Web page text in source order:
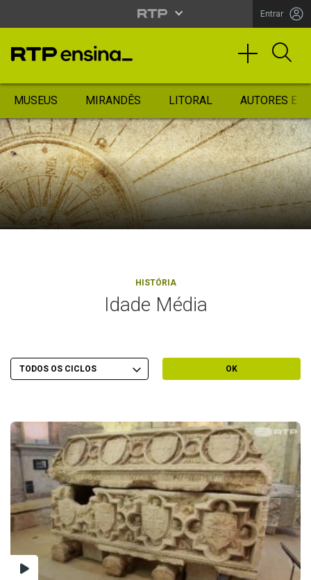
Entrar
MUSEUS MIRANDÊS LITORAL AUTORES
HISTÓRIA
Idade Média
Filtrar por Ciclo
Escolher Ciclo OK